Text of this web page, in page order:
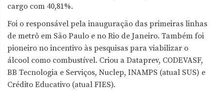
cargo com 40,81%.
Foi o responsável pela inauguração das primeiras linhas
de metrô em São Paulo e no Rio de Janeiro. Também foi
pioneiro no incentivo às pesquisas para viabilizar o
álcool como combustível. Criou a Dataprev, CODEVASF,
BB Tecnologia e Serviços, Nuclep, INAMPS (atual SUS) e
Crédito Educativo (atual FIES).